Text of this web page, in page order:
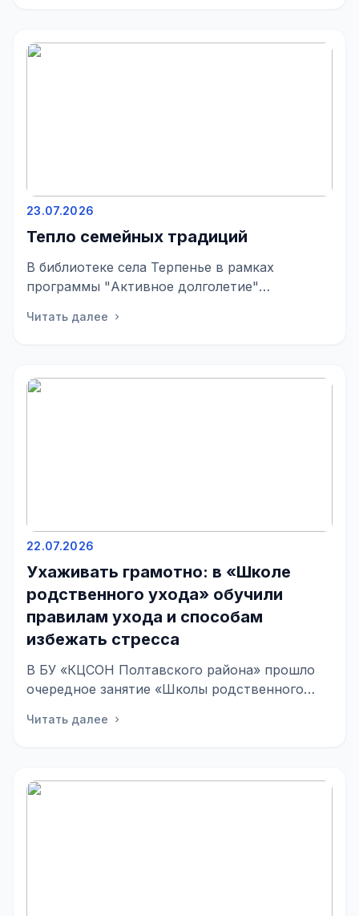
23.07.2026
Тепло семейных традиций
В библиотеке села Терпенье в рамках
программы "Активное долголетие"
большой России&ra...
Читать далее chevron_right
22.07.2026
Ухаживать грамотно: в «Школе
родственного ухода» обучили
правилам ухода и способам
избежать стресса
В БУ «КЦСОН Полтавского района» прошло
очередное занятие «Школы родственного
соцработн...
Читать далее chevron_right